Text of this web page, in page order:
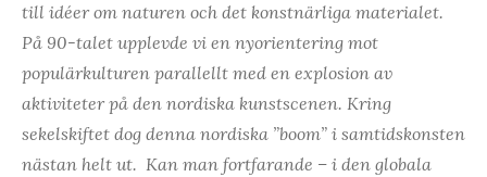
till idéer om naturen och det konstnärliga materialet.
På 90-talet upplevde vi en nyorientering mot
populärkulturen parallellt med en explosion av
aktiviteter på den nordiska kunstscenen. Kring
sekelskiftet dog denna nordiska ”boom” i samtidskonsten
nästan helt ut. Kan man fortfarande – i den globala